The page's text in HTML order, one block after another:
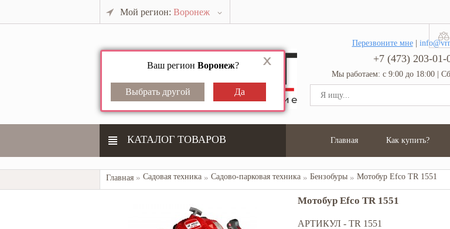
Мой регион: Воронеж
Ваш регион Воронеж?
Перезвоните мне|
+7 (473) 203-01-
Мы работаем: с 9:00 до 18:00 |
КАТАЛОГ ТОВАРОВ Главная Как купить?
Главная Садовая техника Садово-парковая техника Бензобуры Мотобур Efco TR 1551
Мотобур Efco TR 1551
АРТИКУЛ - TR 1551